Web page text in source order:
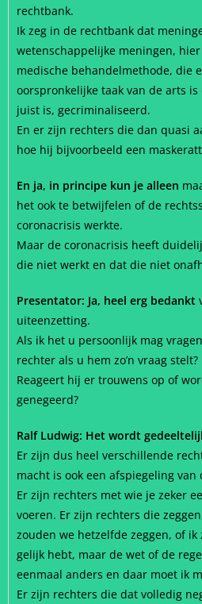
rechtbank.
Ik zeg in de rechtbank dat
wetenschappelijke meningen,
medische behandelmethode, die
oorspronkelijke taak van de arts
juist is, gecriminaliseerd.
En er zijn rechters die dan quasi
hoe hij bijvoorbeeld een
En ja, in principe kun je alleen
het ook te betwijfelen of de
coronacrisis werkte.
Maar de coronacrisis heeft
die niet werkt en dat die niet
Presentator: Ja, heel erg bedankt
uiteenzetting.
Als ik het u persoonlijk mag
rechter als u hem zo’n vraag stelt?
Reageert hij er trouwens op of
genegeerd?
Ralf Ludwig: Het wordt
Er zijn dus heel verschillende
macht is ook een afspiegeling van
Er zijn rechters met wie je zeker
voeren. Er zijn rechters die
zouden we hetzelfde zeggen, of ik
gelijk hebt, maar de wet of de
eenmaal anders en daar moet ik
Er zijn rechters die dat volledig